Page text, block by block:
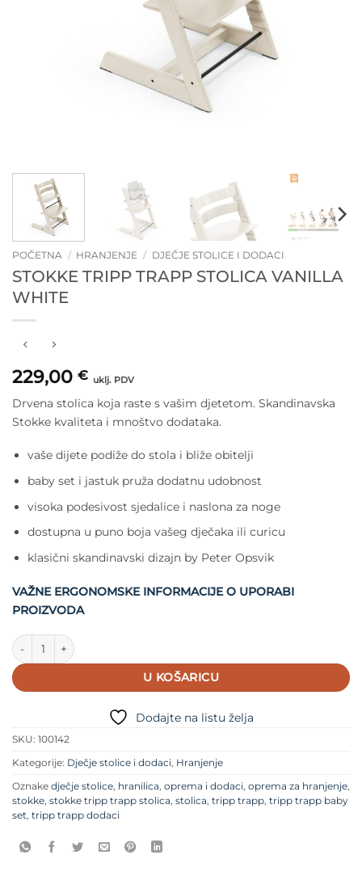
POČETNA / HRANJENJE / DJEČJE STOLICE I DODACI
STOKKE TRIPP TRAPP STOLICA VANILLA
WHITE
229,00 € uklj. PDV
Drvena stolica koja raste s vašim djetetom. Skandinavska
Stokke kvaliteta i mnoštvo dodataka.
vaše dijete podiže do stola i bliže obitelji
baby set i jastuk pruža dodatnu udobnost
visoka podesivost sjedalice i naslona za noge
dostupna u puno boja vašeg dječaka ili curicu
klasični skandinavski dizajn by Peter Opsvik
VAŽNE ERGONOMSKE INFORMACIJE O UPORABI
PROIZVODA
Stokke Tripp Trapp Stolica Vanilla White količina
U KOŠARICU
Dodajte na listu želja
SKU: 100142
Kategorije: Dječje stolice i dodaci, Hranjenje
Oznake dječje stolice, hranilica, oprema i dodaci, oprema za hranjenje,
stokke, stokke tripp trapp stolica, stolica, tripp trapp, tripp trapp baby
set, tripp trapp dodaci